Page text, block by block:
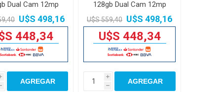
Dual Cam 12mp
U$S 498,16
448,34
AGREGAR
128gb Dual Cam 12mp
U$S 559,40 U$S 498,16
U$S 448,34
i
h
AGREGAR